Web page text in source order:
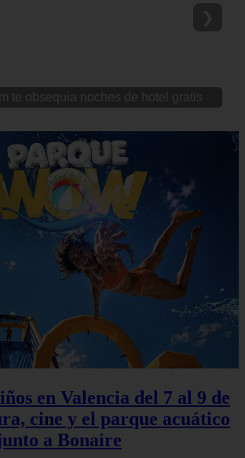
te obsequia noches de hotel gratis
en Valencia del 7 al 9 de
cine y el parque acuático
a Bonaire